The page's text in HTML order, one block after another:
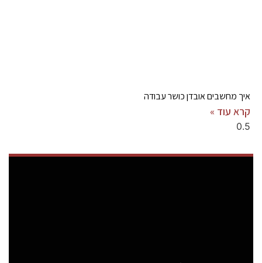
איך מחשבים אובדן כושר עבודה
קרא עוד »